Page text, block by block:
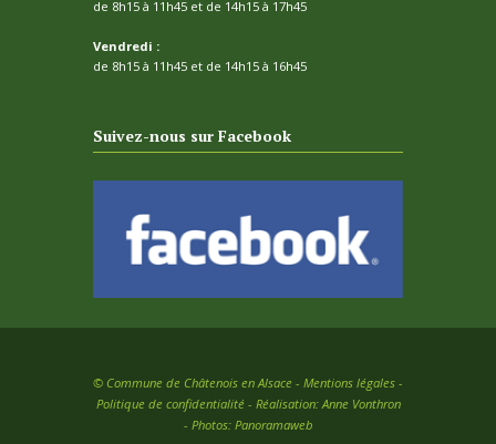
de 8h15 à 11h45 et de 14h15 à 17h45
Vendredi :
de 8h15 à 11h45 et de 14h15 à 16h45
Suivez-nous sur Facebook
© Commune de Châtenois en Alsace - Mentions légales -
Politique de confidentialité - Réalisation: Anne Vonthron
- Photos: Panoramaweb